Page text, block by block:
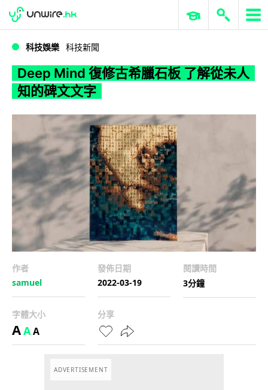
WWDC 2026 ERP 與商業 AI
科技娛樂 科技新聞
Deep Mind 復修古希臘石板 了解從未人
知的碑文文字
作者
samuel
發佈日期
2022-03-19
閱讀時間
3分鐘
字體大小
AAA
分享
ADVERTISEMENT